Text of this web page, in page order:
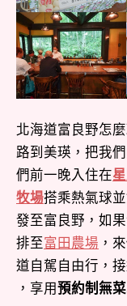
北海道富良野怎
路到美瑛，把我
們前一晚入住在
牧場搭乘熱氣球
發至富良野，如
排至富田農場 ，
道自駕自由行，
，享用預約制無